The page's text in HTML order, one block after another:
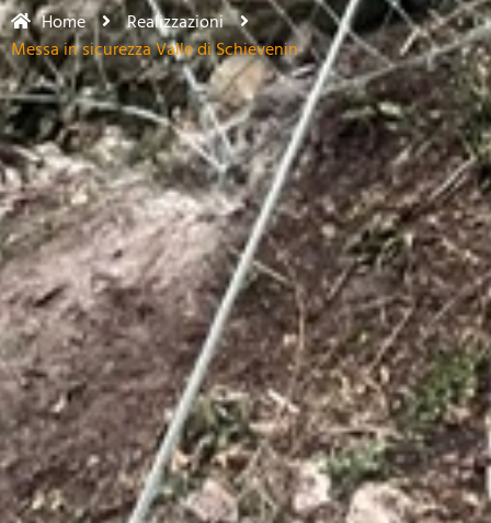
Home
Realizzazioni
Messa in sicurezza Valle di Schievenin